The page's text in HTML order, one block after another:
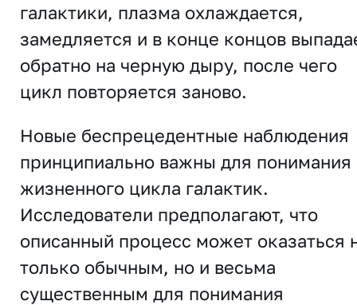
галактики, плазма охлаждается,
замедляется и в конце концов
обратно на черную дыру, после чего
цикл повторяется заново.
Новые беспрецедентные наблюдения
принципиально важны для понимания
жизненного цикла галактик.
Исследователи предполагают, что
описанный процесс может оказаться
только обычным, но и весьма
существенным для понимания